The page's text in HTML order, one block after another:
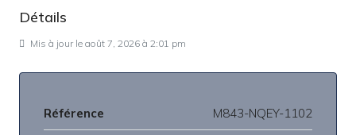
Détails
Mis à jour le août 7, 2026 à 2:01 pm
Référence M843-NQEY-1102